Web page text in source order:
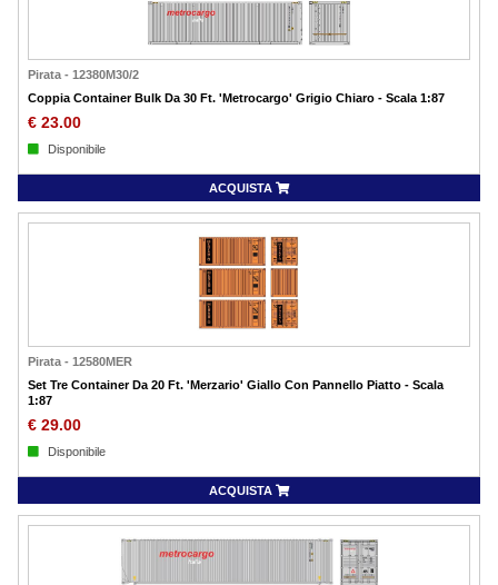
Pirata - 12380M30/2
Coppia Container Bulk Da 30 Ft. 'Metrocargo' Grigio Chiaro - Scala 1:87
€ 23.00
Disponibile
ACQUISTA
Pirata - 12580MER
Set Tre Container Da 20 Ft. 'Merzario' Giallo Con Pannello Piatto - Scala
1:87
€ 29.00
Disponibile
ACQUISTA